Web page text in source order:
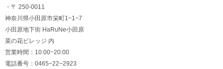
・〒 250-0011
神奈川県小田原市栄町1−1−7
小田原地下街 HaRuNe小田原
菜の花ビレッジ 内
営業時間：10:00~20:00
電話番号：0465−22−2923